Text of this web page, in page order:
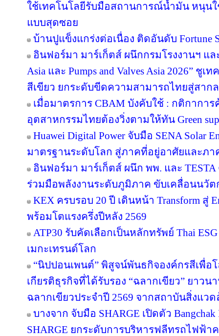
ใช้เทคโนโลยีรับมือสถานการณ์น้ำมัน หนุนใ
แบบสุดซอย
บ้านปูแข็งแกร่งต่อเนื่อง ติดอันดับ Fortune
อินฟอร์มา มาร์เก็ตส์ ผนึกกรมโรงงานฯ แ
Asia และ Pumps and Valves Asia 2026”
สีเขียว ยกระดับขีดความสามารถไทยสู่สากล
เมื่อมาตรการ CBAM บังคับใช้ : กติกากา
อุตสาหกรรมไทยต้องวิ่งตามให้ทัน Green
Huawei Digital Power จับมือ SENA Solar
มาตรฐานระดับโลก สู่ภาคที่อยู่อาศัยและภา
อินฟอร์มา มาร์เก็ตส์ ผนึก พพ. และ TESTA
ร่วมมือพลังงานระดับภูมิภาค ขับเคลื่อนนวัต
KEX ครบรอบ 20 ปี เดินหน้า Transform สู่
พร้อมโตแรงครึ่งปีหลัง 2569
ATP30 รับคัดเลือกเป็นหลักทรัพย์ Thai ESG
เมกะเทรนด์โลก
“นิปปอนเพนต์” พิสูจน์พันธกิจองค์กรสีเพื่อ
เกียรติธุรกิจที่ได้รับรอง “ฉลากเขียว” ยาวน
ฉลากเขียวประจำปี 2569 จากสถาบันสิ่งแว
บางจาก จับมือ SHARGE เปิดตัว Bangchak
SHARGE ยกระดับการบริหารฟลีทรถไฟฟ้า